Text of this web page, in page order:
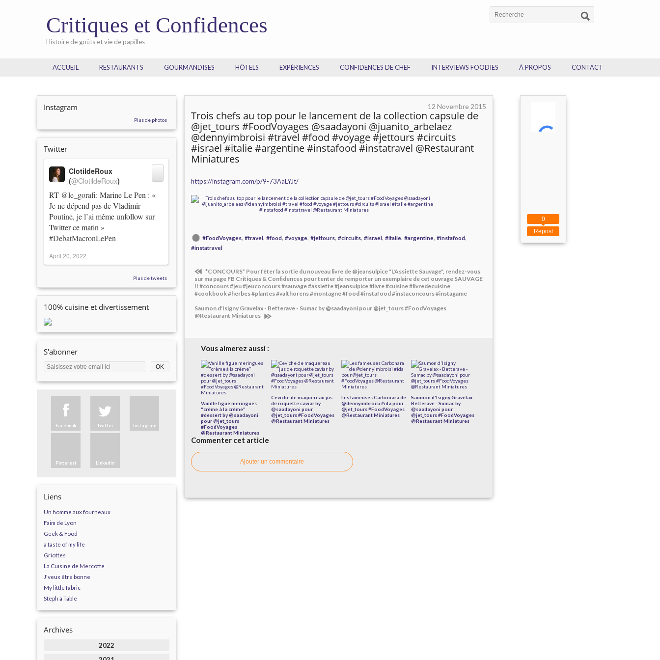
Critiques et Confidences
Histoire de goûts et vie de papilles
ACCUEIL RESTAURANTS GOURMANDISES HÔTELS EXPÉRIENCES CONFIDENCES DE CHEF INTERVIEWS FOODIES À PROPOS CONTACT
Instagram
Plus de photos
Twitter
RT @le_gorafi: Marine Le Pen : «
Je ne dépend pas de Vladimir
Poutine, je l’ai même unfollow sur
Twitter ce matin »
#DebatMacronLePen
ClotildeRoux
(@ClotildeRoux)
April 20, 2022
Plus de tweets
100% cuisine et divertissement
S'abonner
Facebook Twitter Instagram
Pinterest Linkedin
Liens
Un homme aux fourneaux
Faim de Lyon
Geek & Food
a taste of my life
Griottes
La Cuisine de Mercotte
J'veux être bonne
My little fabric
Steph à Table
Archives
2022
12 Novembre 2015
Trois chefs au top pour le lancement de la collection capsule de
@jet_tours #FoodVoyages @saadayoni @juanito_arbelaez
@dennyimbroisi #travel #food #voyage #jettours #circuits
#israel #italie #argentine #instafood #instatravel @Restaurant
Miniatures
https://instagram.com/p/9-73AaLYJt/
#FoodVoyages,#travel,#food,#voyage,#jettours,#circuits,#israel,#italie,#argentine,#instafood,
#instatravel
*CONCOURS* Pour fêter la sortie du nouveau livre de @jeansulpice "L'Assiette Sauvage", rendez-vous
sur ma page FB Critiques & Confidences pour tenter de remporter un exemplaire de cet ouvrage SAUVAGE
!! #concours #jeu #jeuconcours #sauvage #assiette #jeansulpice #livre #cuisine #livredecuisine
#cookbook #herbes #plantes #valthorens #montagne #food #instafood #instaconcours #instagame
Saumon d'Isigny Gravelax - Betterave - Sumac by @saadayoni pour @jet_tours #FoodVoyages
@Restaurant Miniatures
Vous aimerez aussi :
Vanille figue meringues
"crème à la crème"
#dessert by @saadayoni
pour @jet_tours
#FoodVoyages
@Restaurant Miniatures
Ceviche de maquereau jus
de roquette caviar by
@saadayoni pour
@jet_tours #FoodVoyages
@Restaurant Miniatures
Les fameuses Carbonara de
@dennyimbroisi #ida pour
@jet_tours #FoodVoyages
@Restaurant Miniatures
Saumon d'Isigny Gravelax -
Betterave - Sumac by
@saadayoni pour
@jet_tours #FoodVoyages
@Restaurant Miniatures
Commenter cet article
Ajouter un commentaire
Repost
0